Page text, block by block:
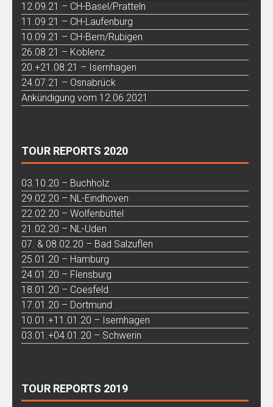
12.09.21 – CH-Basel/Pratteln
11.09.21 – CH-Laufenburg
10.09.21 – CH-Bern/Rubigen
26.08.21 – Koblenz
20.+21.08.21 – Isernhagen
24.07.21 – Osnabrück
Ankündigung vom 12.06.2021
TOUR REPORTS 2020
03.10.20 – Buchholz
29.02.20 – NL-Eindhoven
22.02.20 – Wolfenbüttel
21.02.20 – NL-Uden
07. & 08.02.20 – Bad Salzuflen
25.01.20 – Hamburg
24.01.20 – Flensburg
18.01.20 – Coesfeld
17.01.20 – Dortmund
10.01.+11.01.20 – Isernhagen
03.01.+04.01.20 – Schwerin
TOUR REPORTS 2019